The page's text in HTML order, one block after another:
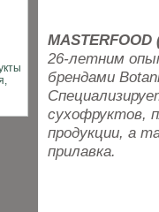
26-летним
брендами
сухофруктов,
продукции, а
прилавка.